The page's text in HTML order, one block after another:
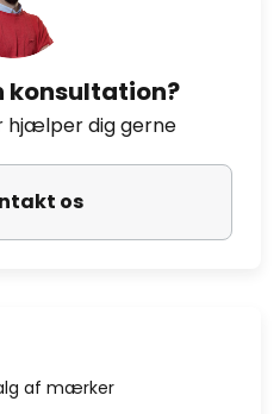
konsultation?
hjælper dig gerne
os
af mærker